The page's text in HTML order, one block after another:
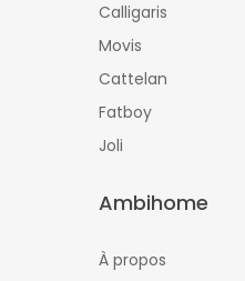
Calligaris
Movis
Cattelan
Fatboy
Joli
Ambihome
À propos